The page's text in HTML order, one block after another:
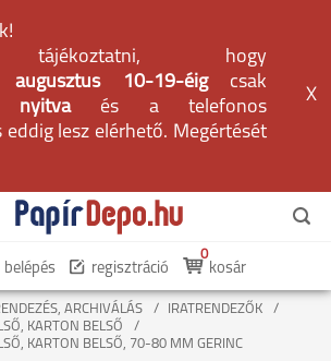
tájékoztatni, hogy
augusztus 10-19-éig csak
és a telefonos
eddig lesz elérhető. Megértését
X
belépés regisztráció kosár
0
ARCHIVÁLÁS
IRATRENDEZŐK
KARTON BELSŐ
KARTON BELSŐ, 70-80 MM GERINC